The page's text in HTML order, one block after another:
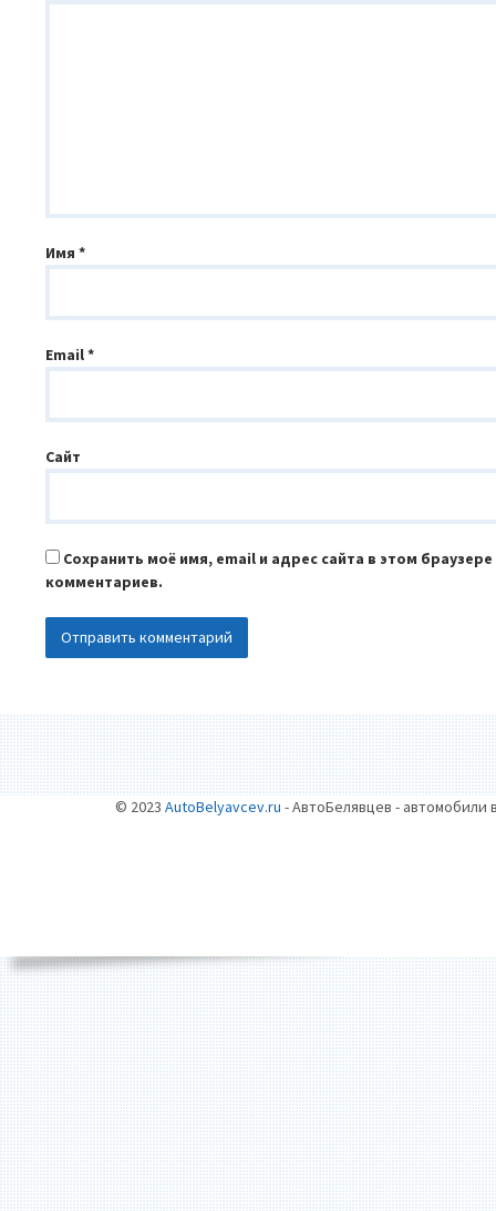
Имя*
Email*
Сайт
Сохранить моё имя, email и адрес сайта в этом
комментариев.
© 2023 AutoBelyavcev.ru - АвтоБелявцев - автомобили